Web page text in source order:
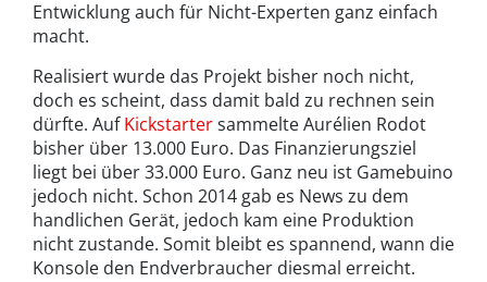
Entwicklung auch für Nicht-Experten ganz einfach
macht.
Realisiert wurde das Projekt bisher noch nicht,
doch es scheint, dass damit bald zu rechnen sein
dürfte. AufKickstartersammelte Aurélien Rodot
bisher über 13.000 Euro. Das Finanzierungsziel
liegt bei über 33.000 Euro. Ganz neu ist Gamebuino
jedoch nicht. Schon 2014 gab es News zu dem
handlichen Gerät, jedoch kam eine Produktion
nicht zustande. Somit bleibt es spannend, wann die
Konsole den Endverbraucher diesmal erreicht.